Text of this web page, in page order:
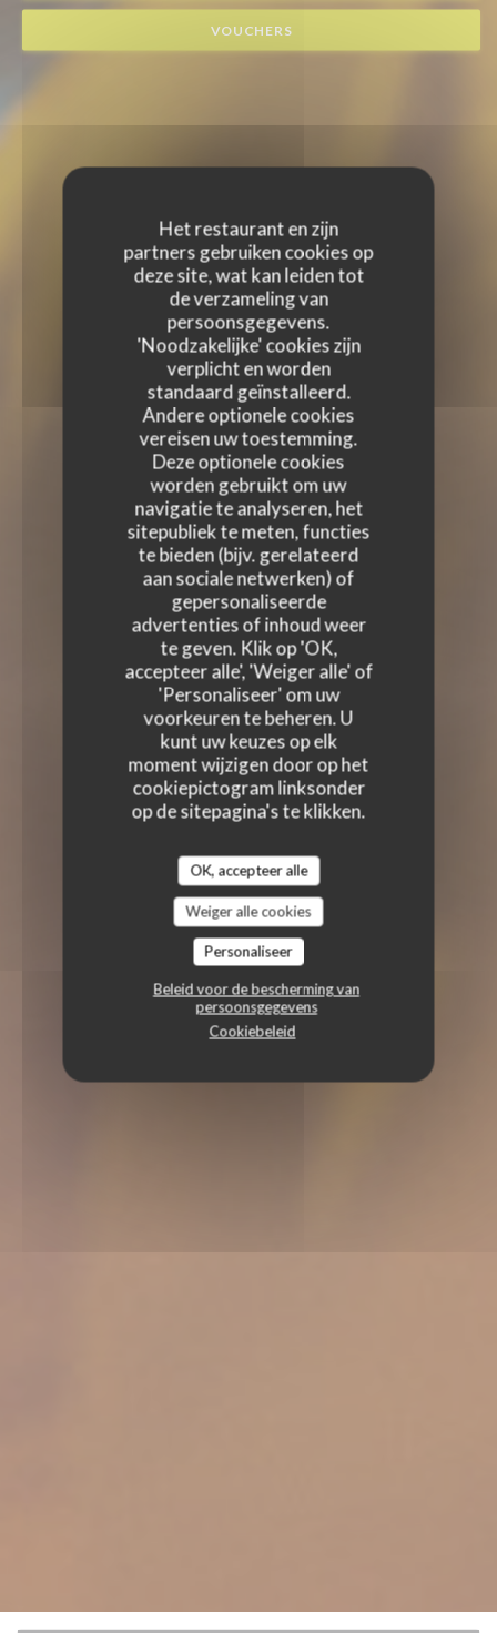
Het restaurant en zijn
partners gebruiken cookies op
deze site, wat kan leiden tot
de verzameling van
persoonsgegevens.
'Noodzakelijke' cookies zijn
verplicht en worden
standaard geïnstalleerd.
Andere optionele cookies
vereisen uw toestemming.
Deze optionele cookies
worden gebruikt om uw
navigatie te analyseren, het
sitepubliek te meten, functies
te bieden (bijv. gerelateerd
aan sociale netwerken) of
gepersonaliseerde
advertenties of inhoud weer
te geven. Klik op 'OK,
accepteer alle', 'Weiger alle' of
'Personaliseer' om uw
voorkeuren te beheren. U
kunt uw keuzes op elk
moment wijzigen door op het
cookiepictogram linksonder
op de sitepagina's te klikken.
OK, accepteer alle
Weiger alle cookies
Personaliseer
Beleid voor de bescherming van
persoonsgegevens
Cookiebeleid
VOUCHERS